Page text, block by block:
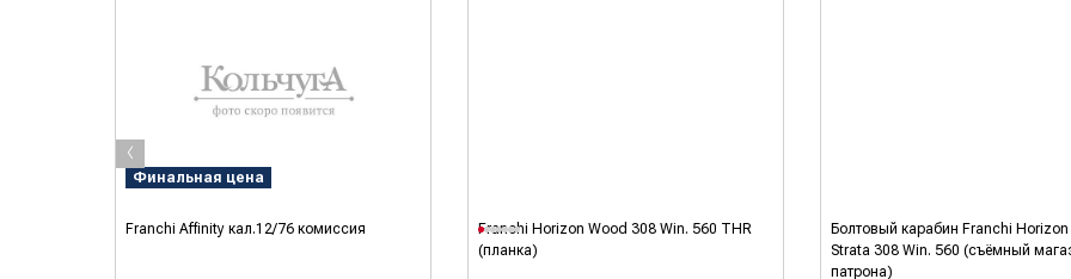
Финальная цена
Franchi Affinity кал.12/76 комиссия
Franchi Horizon Wood 308 Win. 560 THR
(планка)
Болтовый карабин Franchi Horizon
Strata 308 Win. 560 (съёмный
патрона)
‹